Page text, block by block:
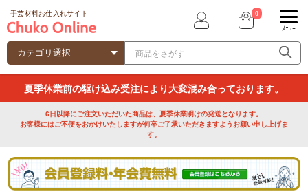
手芸材料お仕入れサイト 0
ﾒﾆｭｰ
夏季休業前の駆け込み受注により大変混み合っております。
6日以降にご注文いただいた商品は、夏季休業明けの発送となります。
お客様にはご不便をおかけいたしますが何卒ご了承いただきますようお願い申し上げま
す。